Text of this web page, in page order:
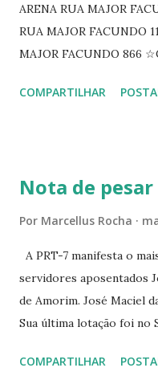
ARENA RUA MAJOR
RUA MAJOR FACUNDO
MAJOR FACUNDO 866
PEIXOTO 1307 ☆CINE
☆CINE VIP CLUBE RUA
COMPARTILHAR
Nota de pesar
Por Marcellus Rocha
A PRT-7 manifesta o
servidores aposentados
de Amorim. José Maciel
Sua última lotação foi no
Siqueira Amorim faleceu
COMPARTILHAR